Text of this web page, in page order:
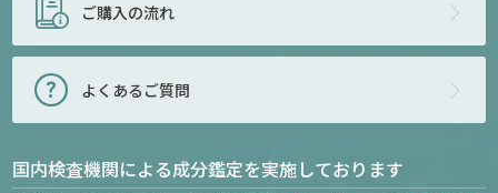
ご購入の流れ
よくあるご質問
国内検査機関による成分鑑定を実施しております